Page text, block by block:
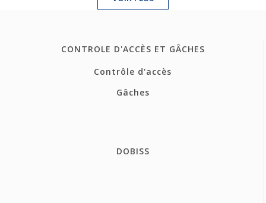
CONTROLE D'ACCÈS ET GÂCHES
Contrôle d'accès
Gâches
DOBISS